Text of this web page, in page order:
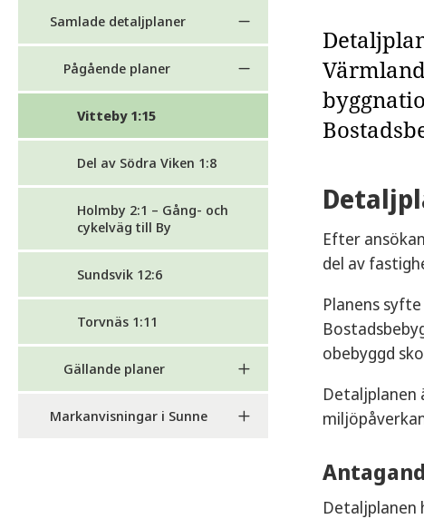
Samlade detaljplaner
Pågående planer
Vitteby 1:15
Del av Södra Viken 1:8
Holmby 2:1 – Gång- och
cykelväg till By
Sundsvik 12:6
Torvnäs 1:11
Gällande planer
Markanvisningar i Sunne
Efter
del av
Planens
obebyggd
Detaljplanen
Detaljplanen